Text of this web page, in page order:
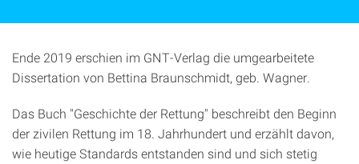
Ende 2019 erschien im GNT-Verlag die umgearbeitete
Dissertation von Bettina Braunschmidt, geb. Wagner.
Das Buch "Geschichte der Rettung" beschreibt den Beginn
der zivilen Rettung im 18. Jahrhundert und erzählt davon,
wie heutige Standards entstanden sind und sich stetig